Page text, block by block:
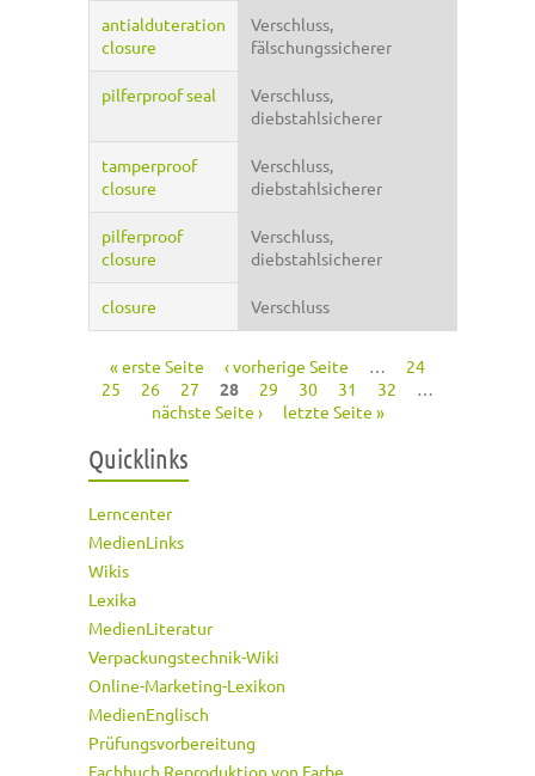
antialduteration
closure
Verschluss,
fälschungssicherer
pilferproof seal
Verschluss,
diebstahlsicherer
tamperproof
closure
Verschluss,
diebstahlsicherer
pilferproof
closure
Verschluss,
diebstahlsicherer
closure Verschluss
Seiten
« erste Seite ‹ vorherige Seite …
24
25
26 27 28 29 30 31 32
…
nächste Seite ›
letzte Seite »
Quicklinks
Lerncenter
MedienLinks
Wikis
Lexika
MedienLiteratur
Verpackungstechnik-Wiki
Online-Marketing-Lexikon
MedienEnglisch
Prüfungsvorbereitung
Fachbuch Reproduktion von Farbe